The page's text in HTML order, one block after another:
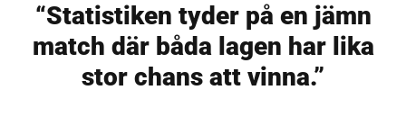
“Statistiken tyder på en jämn
match där båda lagen har lika
stor chans att vinna.”